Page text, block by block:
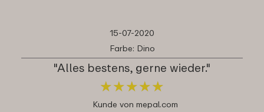
15-07-2020
Farbe: Dino
"Alles bestens, gerne wieder."
★★★★★
★★★★★
Kunde von mepal.com